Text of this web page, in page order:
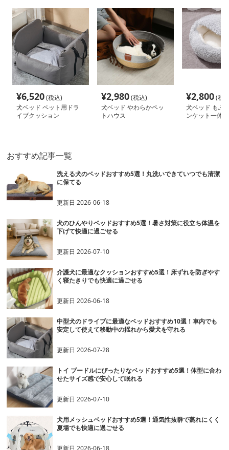
¥6,520(税込)
犬ベッド ペット用ドラ
イブクッション
¥2,980(税込)
犬ベッド やわらかペッ
トハウス
¥2,800(税
犬ベッド もふ
ンケット一体
おすすめ記事一覧
洗える犬のベッドおすすめ5選！丸洗いできていつでも清潔
に保てる
更新日2026-06-18
犬のひんやりベッドおすすめ5選！暑さ対策に役立ち体温を
下げて快適に過ごせる
更新日2026-07-10
介護犬に最適なクッションおすすめ5選！床ずれを防ぎやす
く寝たきりでも快適に過ごせる
更新日2026-06-18
中型犬のドライブに最適なベッドおすすめ10選！車内でも
安定して使えて移動中の揺れから愛犬を守れる
更新日2026-07-28
トイ プードルにぴったりなベッドおすすめ5選！体型に合わ
せたサイズ感で安心して眠れる
更新日2026-07-10
犬用メッシュベッドおすすめ5選！通気性抜群で蒸れにくく
夏場でも快適に過ごせる